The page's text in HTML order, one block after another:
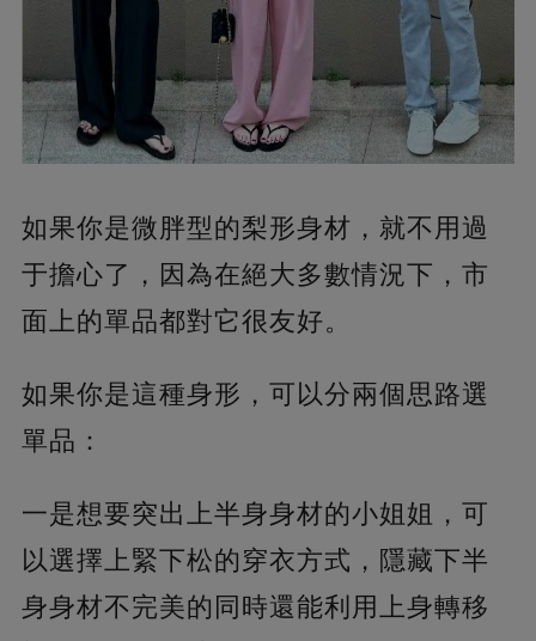
如果你是微胖型的梨形身材，就不用過
于擔心了，因為在絕大多數情況下，市
面上的單品都對它很友好。
如果你是這種身形，可以分兩個思路選
單品：
一是想要突出上半身身材的小姐姐，可
以選擇上緊下松的穿衣方式，隱藏下半
身身材不完美的同時還能利用上身轉移